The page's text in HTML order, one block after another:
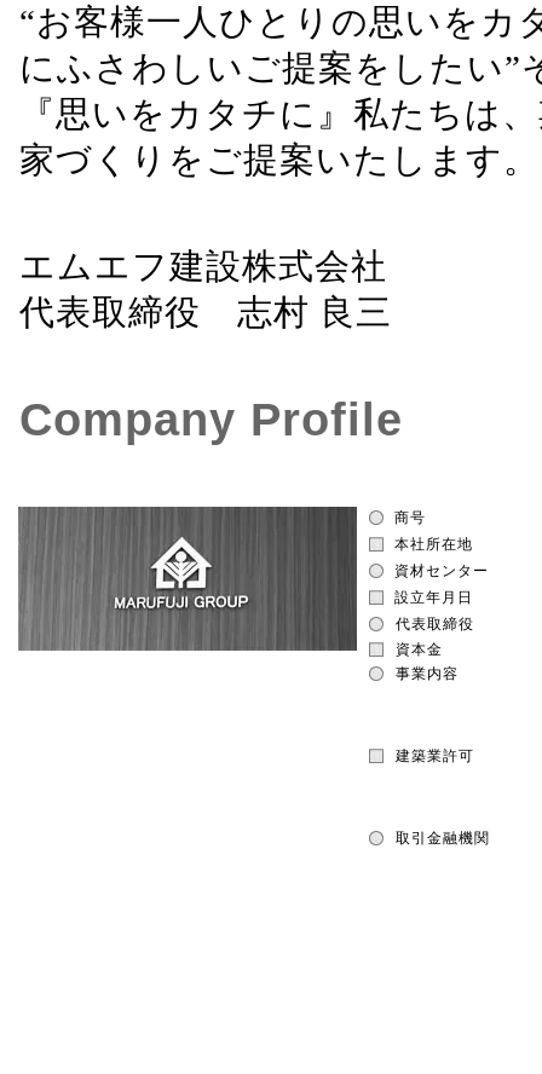
“お客様一人ひとりの思いをカ
にふさわしいご提案をしたい”
『思いをカタチに』私たちは
家づくりをご提案いたします。
エムエフ建設株式会社
代表取締役 志村 良三
Company Profile
商号
本社所在地
資材センター
設立年月日
代表取締役
資本金
事業内容
建築業許可
取引金融機関